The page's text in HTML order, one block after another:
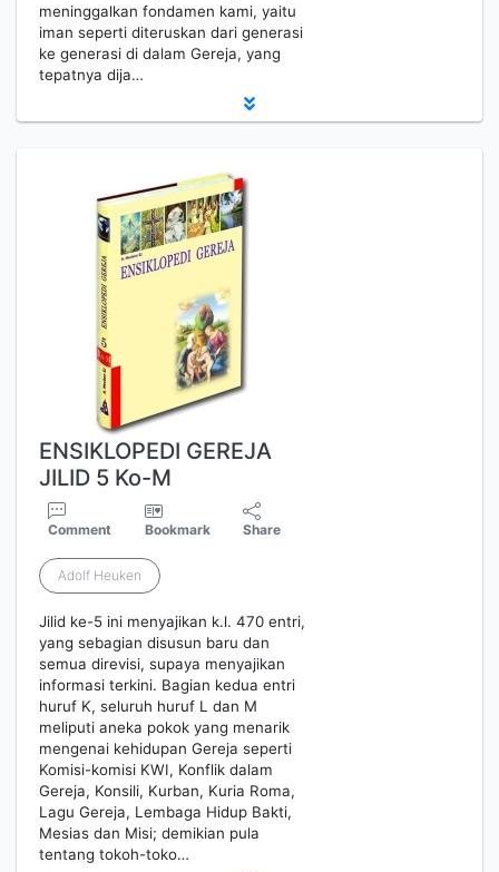
meninggal­kan fondamen kami, yaitu
iman seperti diterus­kan dari generasi
ke generasi di dalam Gereja, yang
tepatnya dija…
ENSIKLOPEDI GEREJA
JILID 5 Ko-M
Comment Bookmark Share
Adolf Heuken
Jilid ke-5 ini menyajikan k.l. 470 entri,
yang sebagian disusun baru dan
semua direvisi, supaya menyajikan
informasi terkini. Bagian kedua entri
huruf K, seluruh huruf L dan M
meliputi aneka pokok yang menarik
mengenai kehidupan Gereja seperti
Komisi-komisi KWI, Konflik dalam
Gereja, Konsili, Kurban, Kuria Roma,
Lagu Gereja, Lembaga Hidup Bakti,
Mesias dan Misi; demikian pula
tentang tokoh-toko…